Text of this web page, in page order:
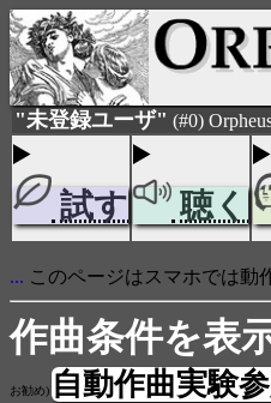
"未登録ユーザ" (#0)
試す 聴く
... このページはスマホでは動
作曲条件を表
お勧め)自動作曲実験